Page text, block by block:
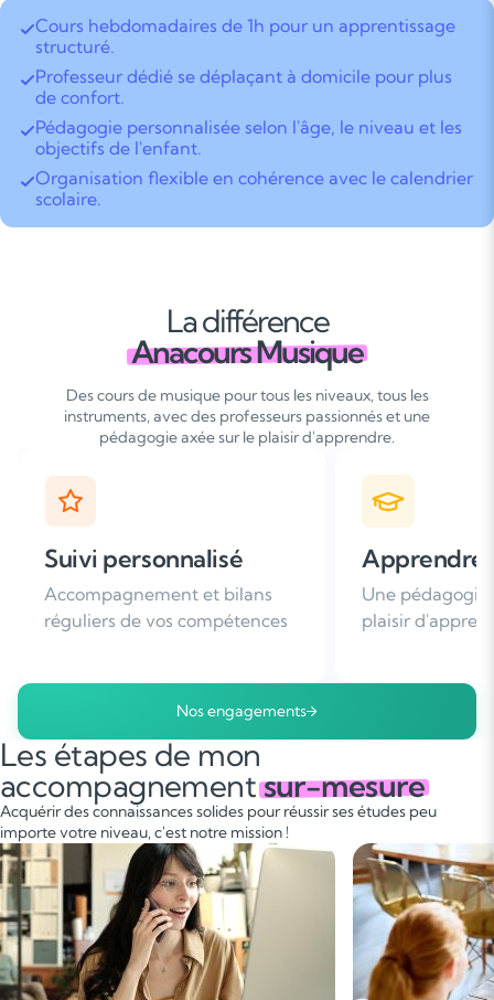
Cours hebdomadaires de 1h pour un apprentissage
structuré.
Professeur dédié se déplaçant à domicile pour plus
de confort.
Pédagogie personnalisée selon l'âge, le niveau et les
objectifs de l'enfant.
Organisation flexible en cohérence avec le calendrier
scolaire.
La différence
Anacours Musique
Des cours de musique pour tous les niveaux, tous les
instruments, avec des professeurs passionnés et une
pédagogie axée sur le plaisir d'apprendre.
Apprendre avec plaisir
Une pédagogie basée sur le
plaisir d'apprendre
Plus de 96% de
nous
Nos engagements
Les étapes de mon
accompagnementsur-mesure
Acquérir des connaissances solides pour réussir ses études peu
importe votre niveau, c'est notre mission !